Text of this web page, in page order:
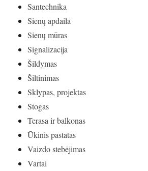
Santechnika
Sienų apdaila
Sienų mūras
Signalizacija
Šildymas
Šiltinimas
Sklypas, projektas
Stogas
Terasa ir balkonas
Ūkinis pastatas
Vaizdo stebėjimas
Vartai